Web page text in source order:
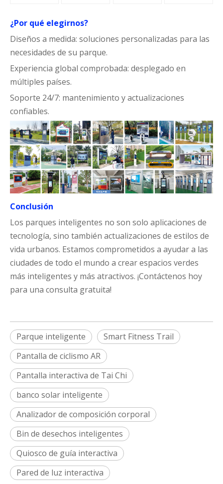
¿Por qué elegirnos?
Diseños a medida: soluciones personalizadas para las
necesidades de su parque.
Experiencia global comprobada: desplegado en
múltiples países.
Soporte 24/7: mantenimiento y actualizaciones
confiables.
Conclusión
Los parques inteligentes no son solo aplicaciones de
tecnología, sino también actualizaciones de estilos de
vida urbanos. Estamos comprometidos a ayudar a las
ciudades de todo el mundo a crear espacios verdes
más inteligentes y más atractivos. ¡Contáctenos hoy
para una consulta gratuita!
Parque inteligente
Smart Fitness Trail
Pantalla de ciclismo AR
Pantalla interactiva de Tai Chi
banco solar inteligente
Analizador de composición corporal
Bin de desechos inteligentes
Quiosco de guía interactiva
Pared de luz interactiva